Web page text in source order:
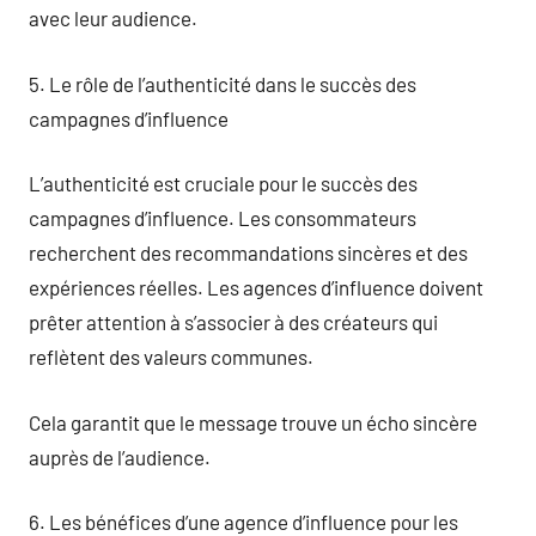
avec leur audience.
5. Le rôle de l’authenticité dans le succès des
campagnes d’influence
L’authenticité est cruciale pour le succès des
campagnes d’influence. Les consommateurs
recherchent des recommandations sincères et des
expériences réelles. Les agences d’influence doivent
prêter attention à s’associer à des créateurs qui
reflètent des valeurs communes.
Cela garantit que le message trouve un écho sincère
auprès de l’audience.
6. Les bénéfices d’une agence d’influence pour les